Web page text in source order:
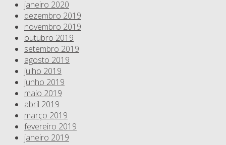
janeiro 2020
dezembro 2019
novembro 2019
outubro 2019
setembro 2019
agosto 2019
julho 2019
junho 2019
maio 2019
abril 2019
março 2019
fevereiro 2019
janeiro 2019